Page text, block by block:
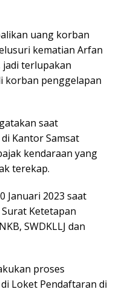
uang korban
kematian Arfan
jadi terlupakan
korban penggelapan
saat
Kantor Samsat
kendaraan yang
terekap.
Januari 2023 saat
Ketetapan
SWDKLLJ dan
proses
Loket Pendaftaran di